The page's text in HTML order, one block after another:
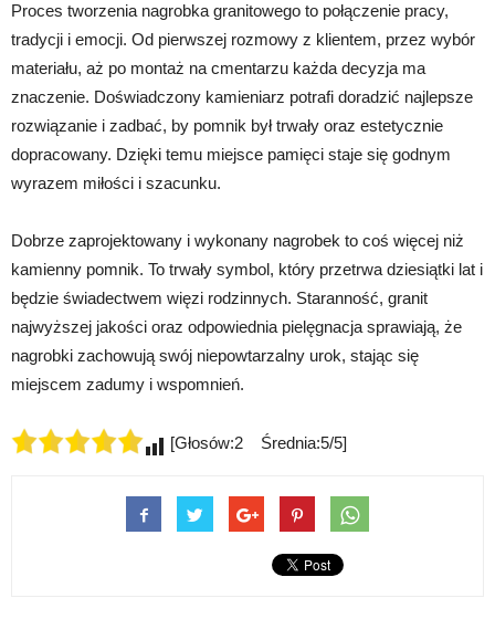
Proces tworzenia nagrobka granitowego to połączenie pracy,
tradycji i emocji. Od pierwszej rozmowy z klientem, przez wybór
materiału, aż po montaż na cmentarzu każda decyzja ma
znaczenie. Doświadczony kamieniarz potrafi doradzić najlepsze
rozwiązanie i zadbać, by pomnik był trwały oraz estetycznie
dopracowany. Dzięki temu miejsce pamięci staje się godnym
wyrazem miłości i szacunku.
Dobrze zaprojektowany i wykonany nagrobek to coś więcej niż
kamienny pomnik. To trwały symbol, który przetrwa dziesiątki lat i
będzie świadectwem więzi rodzinnych. Staranność, granit
najwyższej jakości oraz odpowiednia pielęgnacja sprawiają, że
nagrobki zachowują swój niepowtarzalny urok, stając się
miejscem zadumy i wspomnień.
[Głosów:2 Średnia:5/5]